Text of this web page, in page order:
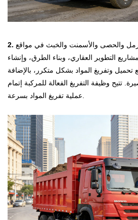
2. والحصى والأسمنت والخبث في مواقع
التطوير العقاري، وبناء الطرق، وإنشاء
وتفريغ المواد بشكل متكرر، بالإضافة
تتيح وظيفة التفريغ الفعالة للمركبة إتمام